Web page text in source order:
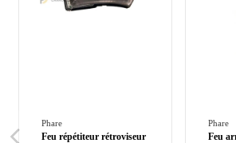
Phare
Feu répétiteur rétroviseur
Phare
Feu